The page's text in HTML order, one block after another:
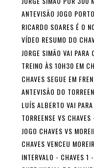
ANTEVISÃO JOGO
RICARDO SOARES É O
VÍDEO RESUMO DO
JORGE SIMÃO VAI
TREINO ÀS 10H30 EM
CHAVES SEGUE EM
ANTEVISÃO DO
LUÍS ALBERTO VAI
TORREENSE VS
JOGO CHAVES VS
CHAVES VENCEU
INTERVALO - CHAVES 1